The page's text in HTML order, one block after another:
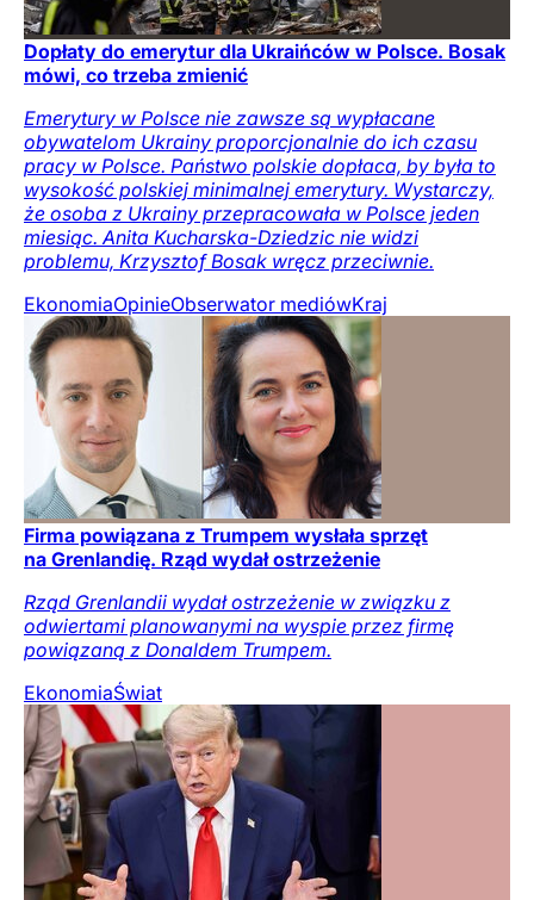
Dopłaty do emerytur dla Ukraińców w Polsce. Bosak
mówi, co trzeba zmienić
Emerytury w Polsce nie zawsze są wypłacane
obywatelom Ukrainy proporcjonalnie do ich czasu
pracy w Polsce. Państwo polskie dopłaca, by była to
wysokość polskiej minimalnej emerytury. Wystarczy,
że osoba z Ukrainy przepracowała w Polsce jeden
miesiąc. Anita Kucharska-Dziedzic nie widzi
problemu, Krzysztof Bosak wręcz przeciwnie.
EkonomiaOpinieObserwator mediówKraj
Firma powiązana z Trumpem wysłała sprzęt
na Grenlandię. Rząd wydał ostrzeżenie
Rząd Grenlandii wydał ostrzeżenie w związku z
odwiertami planowanymi na wyspie przez firmę
powiązaną z Donaldem Trumpem.
EkonomiaŚwiat